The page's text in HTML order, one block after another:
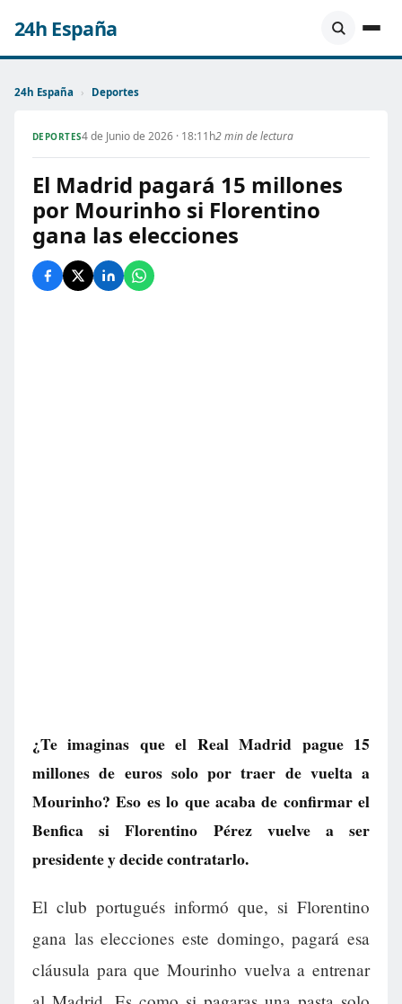
24h España
24h España › Deportes
DEPORTES4 de Junio de 2026 · 18:11h2 min de lectura
El Madrid pagará 15 millones
por Mourinho si Florentino
gana las elecciones
¿Te imaginas que el Real Madrid pague 15
millones de euros solo por traer de vuelta a
Mourinho? Eso es lo que acaba de confirmar el
Benfica si Florentino Pérez vuelve a ser
presidente y decide contratarlo.
El club portugués informó que, si Florentino
gana las elecciones este domingo, pagará esa
cláusula para que Mourinho vuelva a entrenar